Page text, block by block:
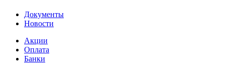
Документы
Новости
Акции
Оплата
Банки